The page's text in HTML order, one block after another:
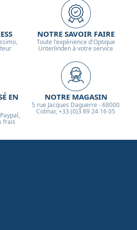
NOTRE SAVOIR FAIRE
Toute l'expérience d'Optique
Unterlinden à votre service
EN
frais
NOTRE MAGASIN
5 rue Jacques Daguerre - 68000
Colmar, +33 (0)3 89 24 16 05